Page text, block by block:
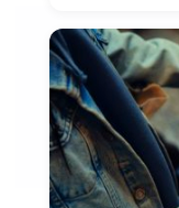
15/10/2020